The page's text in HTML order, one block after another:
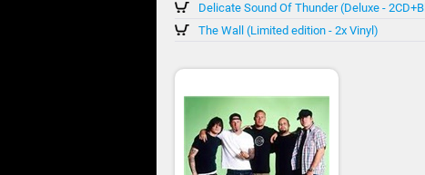
Delicate Sound Of Thunder (Deluxe -
The Wall (Limited edition - 2x Vinyl)